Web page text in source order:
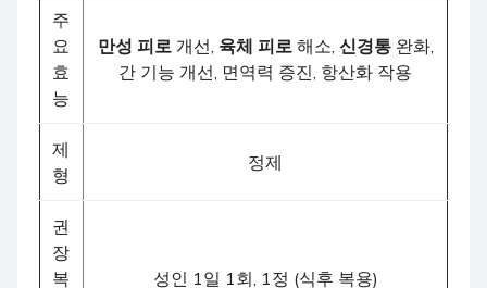
주
요
효
능
만성 피로개선, 육체 피로해소, 신경통완화,
간 기능 개선, 면역력 증진, 항산화 작용
제
형
정제
권
장
복
성인 1일 1회, 1정 (식후 복용)